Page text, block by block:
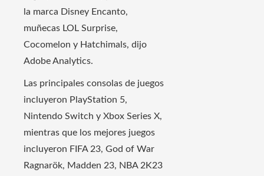
la marca Disney Encanto,
muñecas LOL Surprise,
Cocomelon y Hatchimals, dijo
Adobe Analytics.
Las principales consolas de juegos
incluyeron PlayStation 5,
Nintendo Switch y Xbox Series X,
mientras que los mejores juegos
incluyeron FIFA 23, God of War
Ragnarök, Madden 23, NBA 2K23